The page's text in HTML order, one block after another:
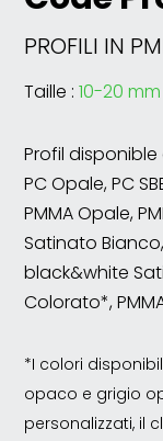
PROFILI IN
Taille :10-20 mm
Profil
PC Opale, PC
PMMA Opale,
Satinato Bianco,
black&white
Colorato*,
*I colori
opaco e grigio
personalizzati, il